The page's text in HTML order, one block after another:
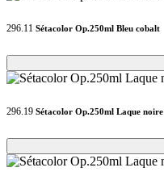
296.11 Sétacolor Op.250ml Bleu cobalt
Loading...
Loading...
296.19 Sétacolor Op.250ml Laque noire
Loading...
Loading...